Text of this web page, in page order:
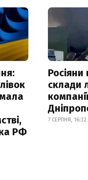
РФ
Росіяни
склади
7 СЕРПНЯ, 16:32